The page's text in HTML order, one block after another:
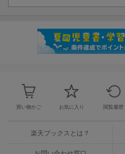
買い物かご お気に入り 閲覧履歴
楽天ブックスとは？